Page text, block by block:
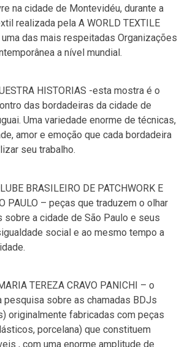
na cidade de Montevidéu, durante a
realizada pela A WORLD TEXTILE
uma das mais respeitadas Organizações
a nível mundial.
HISTORIAS -esta mostra é o
das bordadeiras da cidade de
Uma variedade enorme de técnicas,
amor e emoção que cada bordadeira
seu trabalho.
BRASILEIRO DE PATCHWORK E
PAULO – peças que traduzem o olhar
sobre a cidade de São Paulo e seus
social e ao mesmo tempo a
TEREZA CRAVO PANICHI – o
pesquisa sobre as chamadas BDJs
originalmente fabricadas com peças
porcelana) que constituem
, com uma enorme amplitude de